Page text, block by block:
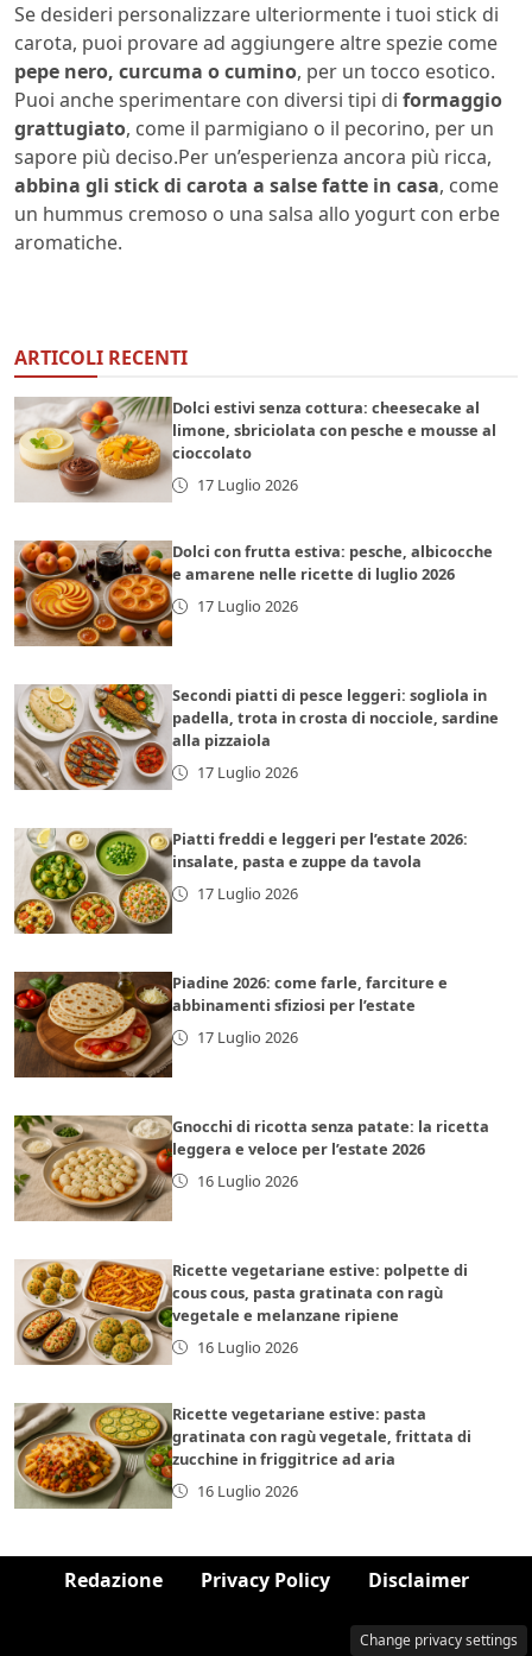
Se desideri personalizzare ulteriormente i tuoi stick di
carota, puoi provare ad aggiungere altre spezie come
pepe nero, curcuma o cumino, per un tocco esotico.
Puoi anche sperimentare con diversi tipi di formaggio
grattugiato, come il parmigiano o il pecorino, per un
sapore più deciso.Per un’esperienza ancora più ricca,
abbina gli stick di carota a salse fatte in casa, come
un hummus cremoso o una salsa allo yogurt con erbe
aromatiche.
ARTICOLI RECENTI
Dolci estivi senza cottura: cheesecake al
limone, sbriciolata con pesche e mousse al
cioccolato
17 Luglio 2026
Dolci con frutta estiva: pesche, albicocche
e amarene nelle ricette di luglio 2026
17 Luglio 2026
Secondi piatti di pesce leggeri: sogliola in
padella, trota in crosta di nocciole, sardine
alla pizzaiola
17 Luglio 2026
Piatti freddi e leggeri per l’estate 2026:
insalate, pasta e zuppe da tavola
17 Luglio 2026
Piadine 2026: come farle, farciture e
abbinamenti sfiziosi per l’estate
17 Luglio 2026
Gnocchi di ricotta senza patate: la ricetta
leggera e veloce per l’estate 2026
16 Luglio 2026
Ricette vegetariane estive: polpette di
cous cous, pasta gratinata con ragù
vegetale e melanzane ripiene
16 Luglio 2026
Ricette vegetariane estive: pasta
gratinata con ragù vegetale, frittata di
zucchine in friggitrice ad aria
16 Luglio 2026
Redazione Privacy Policy Disclaimer
Change privacy settings